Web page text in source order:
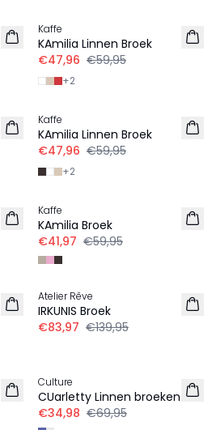
LINNEN
Kaffe
KAmilia Linnen Broek
€47,96 €59,95
+2
LINNEN
-20%
Kaffe
KAmilia Linnen Broek
€47,96 €59,95
+2
LINNEN
-30%
Kaffe
KAmilia Broek
€41,97 €59,95
LINNEN
-40%
Atelier Rêve
IRKUNIS Broek
€83,97 €139,95
LINNEN
Culture
CUarletty Linnen broeken
€34,98 €69,95